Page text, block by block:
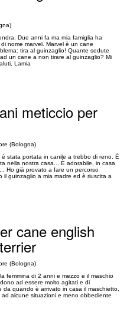
Due anni fa ma mia famiglia ha
nome marvel. Marvel è un cane
tira al guinzaglio! Quante sedute
un cane a non tirare al guinzaglio? Mi
Lamia
meticcio per
(Bologna)
stata portata in canile a trebbo di reno. È
nella nostra casa... È adorabile, in casa
Ho già provato a fare un percorso
guinzaglio a mia madre ed è riuscita a
cane english
(Bologna)
femmina di 2 anni e mezzo e il maschio
ad essere molto agitati e di
quando è arrivato in casa il maschietto,
alcune situazioni e meno obbediente